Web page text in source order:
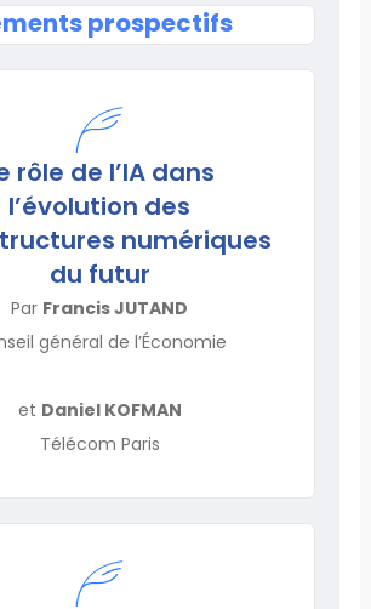
prospectifs
rôle de l’IA dans
l’évolution des
numériques
du futur
Par Francis JUTAND
général de l’Économie
et Daniel KOFMAN
Télécom Paris